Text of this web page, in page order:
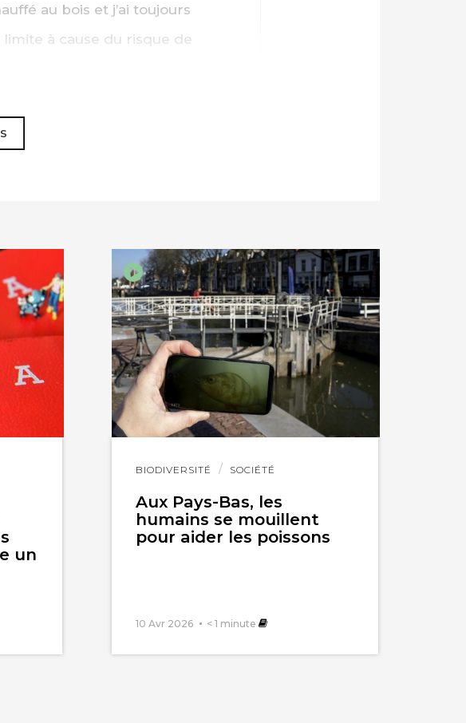
au bois et j’ai toujours
à cause du risque de
un
BIODIVERSITÉ SOCIÉTÉ
Aux Pays-Bas, les
humains se mouillent
pour aider les poissons
10 Avr 2026 < 1 minute
Lire